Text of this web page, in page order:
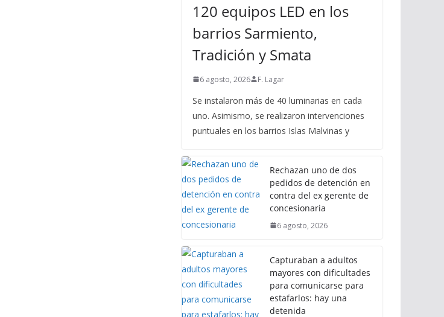
120 equipos LED en los
barrios Sarmiento,
Tradición y Smata
6 agosto, 2026 F. Lagar
Se instalaron más de 40 luminarias en cada
uno. Asimismo, se realizaron intervenciones
puntuales en los barrios Islas Malvinas y
Rechazan uno de dos
pedidos de detención en
contra del ex gerente de
concesionaria
6 agosto, 2026
Capturaban a adultos
mayores con dificultades
para comunicarse para
estafarlos: hay una
detenida